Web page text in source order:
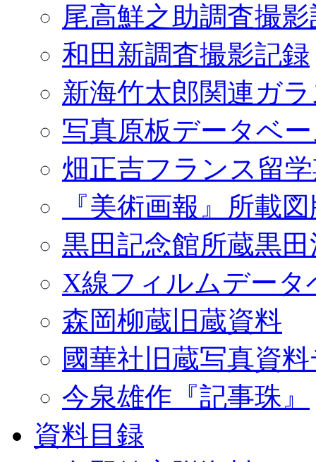
尾高鮮之助調査撮
和田新調査撮影記録
新海竹太郎関連ガ
写真原板データベ
畑正吉フランス留
『美術画報』所載
黒田記念館所蔵黒
X線フィルムデータ
森岡柳蔵旧蔵資料
國華社旧蔵写真資
今泉雄作『記事珠』
資料目録